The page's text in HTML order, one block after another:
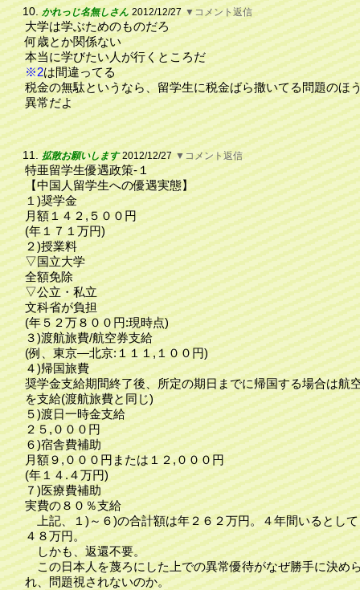
10. かれっじ名無しさん 2012/12/27 ▼コメント返信
大学は学ぶためのものだろ
何歳とか関係ない
本当に学びたい人が行くところだ
※2は間違ってる
税金の無駄というなら、留学生に税金ばら撒いてる問題のほ
異常だよ
11. 拡散お願いします 2012/12/27 ▼コメント返信
特亜留学生優遇政策‐１
【中国人留学生への優遇実態】
１)奨学金
月額１４２,５００円
(年１７１万円)
２)授業料
▽国立大学
全額免除
▽公立・私立
文科省が負担
(年５２万８００円:現時点)
３)渡航旅費/航空券支給
(例、東京―北京:１１１,１００円)
４)帰国旅費
奨学金支給期間終了後、所定の期日までに帰国する場合は航
を支給(渡航旅費と同じ)
５)渡日一時金支給
２５,０００円
６)宿舎費補助
月額９,０００円または１２,０００円
(年１４.４万円)
７)医療費補助
実費の８０％支給
上記、１)～６)の合計額は年２６２万円。４年間いるとし
４８万円。
しかも、返還不要。
この日本人を蔑ろにした上での異常優待がなぜ勝手に決め
れ、問題視されないのか。